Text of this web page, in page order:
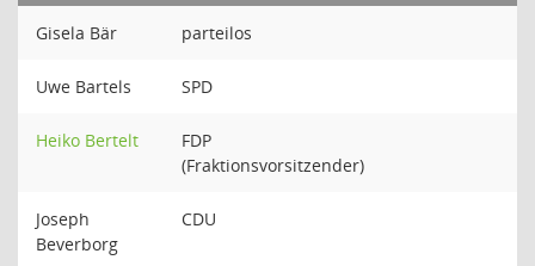
Gisela Bär parteilos
Uwe Bartels SPD
Heiko Bertelt
FDP
(Fraktionsvorsitzender)
Joseph
Beverborg
CDU